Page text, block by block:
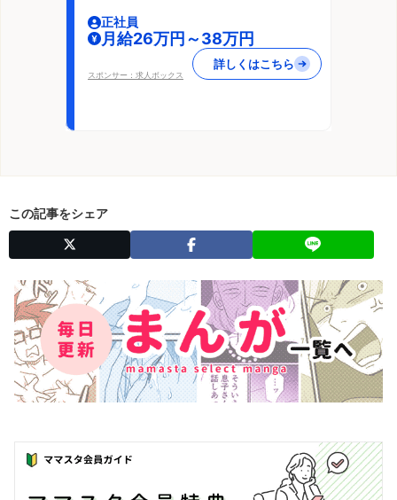
正社員
月給26万円～38万円
スポンサー：求人ボックス
詳しくはこちら
この記事をシェア